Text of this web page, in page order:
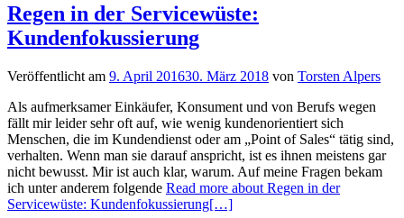
Regen in der Servicewüste:
Kundenfokussierung
Veröffentlicht am 9. April 201630. März 2018 von Torsten Alpers
Als aufmerksamer Einkäufer, Konsument und von Berufs wegen
fällt mir leider sehr oft auf, wie wenig kundenorientiert sich
Menschen, die im Kundendienst oder am „Point of Sales“ tätig sind,
verhalten. Wenn man sie darauf anspricht, ist es ihnen meistens gar
nicht bewusst. Mir ist auch klar, warum. Auf meine Fragen bekam
ich unter anderem folgende Read more about Regen in der
Servicewüste: Kundenfokussierung[…]